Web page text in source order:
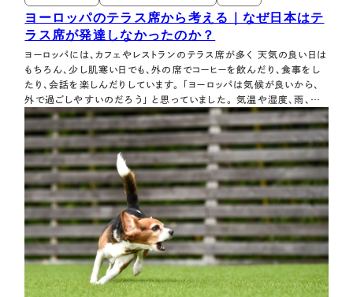
ヨーロッパのテラス席から考える｜なぜ日本はテ
ラス席が発達しなかったのか？
ヨーロッパには、カフェやレストランのテラス席が多く 天気の良い日は
もちろん、少し肌寒い日でも、外の席でコーヒーを飲んだり、食事をし
たり、会話を楽しんだりしています。 「ヨーロッパは気候が良いから、
外で過ごしやすいのだろう」 と思っていました。 気温や湿度、雨、日
照時間などの違いはあると認識しています。 しかし、各地のテラス席
を見ていると、気候だけでは説明できない違いも感じました。 ヨーロッ
パの…